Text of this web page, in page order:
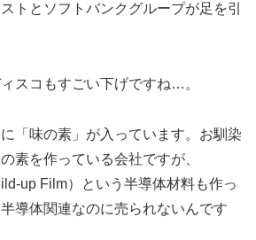
トとソフトバンクグループが足を引
スコもすごい下げですね…。
「味の素」が入っています。お馴染
素を作っている会社ですが、
up Film）という半導体材料も作っ
導体関連なのに売られないんです